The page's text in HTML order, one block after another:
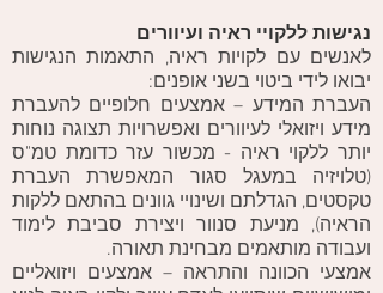
נגישות ללקויי ראיה ועיוורים
לאנשים עם לקויות ראיה, התאמות הנגישות
יבואו לידי ביטוי בשני אופנים:
העברת המידע – אמצעים חלופיים להעברת
מידע ויזואלי לעיוורים ואפשרויות תצוגה נוחות
יותר ללקוי ראיה - מכשור עזר כדומת טמ"ס
(טלויזיה במעגל סגור המאפשרת העברת
טקסטים, הגדלתם ושינויי גוונים בהתאם ללקות
הראיה), מניעת סנוור ויצירת סביבת לימוד
ועבודה מותאמים מבחינת תאורה.
אמצעי הכוונה והתראה – אמצעים ויזואליים